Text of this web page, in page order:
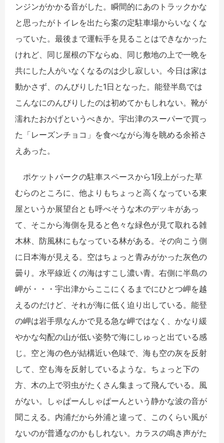
ンジンがかかる音がした。瞬間的にあのトラックかな
と思ったがトイレを出たら案の定駐車場からいなくな
っていた。最後まで運転手を見ることはできなかった
けれど、同じ屋根の下ならぬ、同じ敷地の上で一晩を
共にした人がいなくなるのは少し寂しい。今日は家は
動かさず、のんびりした1日となった。能登半島では
こんなにのんびりしたのは初めてかもしれない。靴が
濡れたおかげというべきか。宇出津のスーパーで買っ
た「レーズンチョコ」を食べながら海を眺める余裕さ
えあった。
ポケットパークの駐車スペースから1段上がった草
むらのところに、他よりもちょっと高くなっている東
屋というか展望台とも呼べそうな木のデッキがあっ
て、そこから海側を見ると色々な緑色が見て取れる雑
木林、防風林にもなっている林がある。その向こう側
に日本海が見える。空はちょっと青みがかった灰色の
曇り。水平線近くの海はすこし濃い青。右側に半島の
岬が・・・宇出津からここにくるまでにひとつ岬を越
えるのだけど、それが海に低く迫り出している。能登
の岬は岩手県なんかで見る急な岬ではなく、かなり緩
やかな勾配の山が低い姿勢で海にしゅっと出ている感
じ。空と海の色が結構近い色味で、海も空の灰を反射
して、空も海を反射しているような。ちょっと下の
方、木の上で羽虫がたくさん集まって飛んでいる。風
がない。しゃぱーんしゃぱーんという静かな波の音が
聞こえる。内浦だから外浦と違って、このくらい風が
ないのが普通なのかもしれない。カラスの鳴き声がた